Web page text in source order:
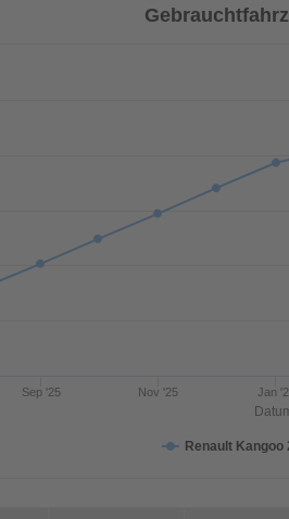
Renault Kangoo
Sep '25 Nov '25 Jan